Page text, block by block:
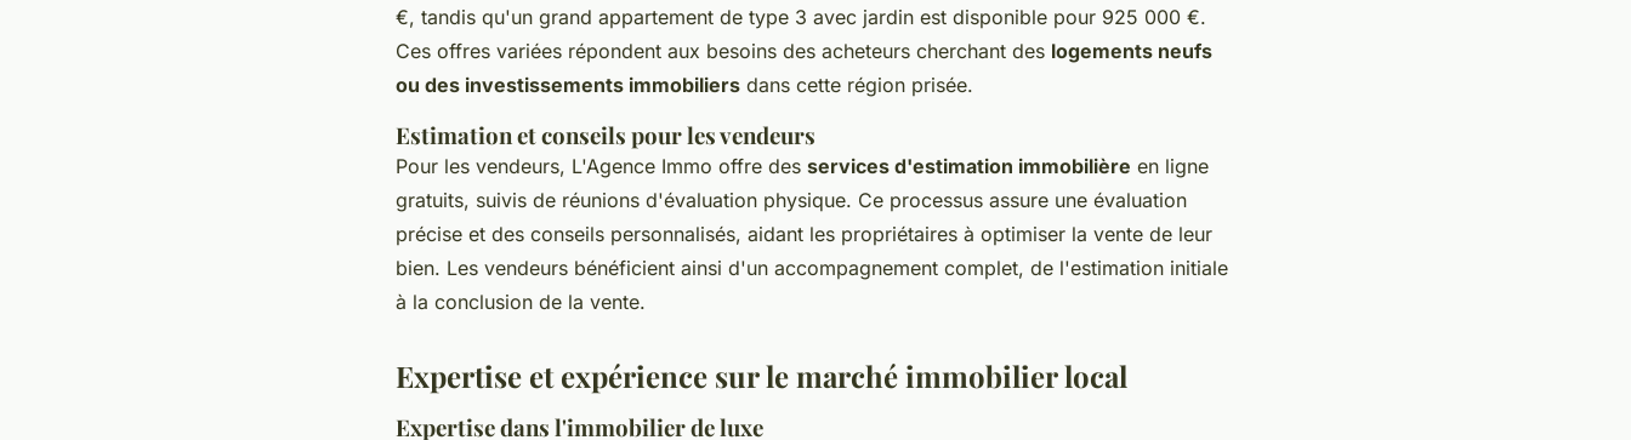
€, tandis qu'un grand appartement de type 3 avec jardin est disponible pour 925 000 €.
Ces offres variées répondent aux besoins des acheteurs cherchant des logements neufs
ou des investissements immobiliers dans cette région prisée.
Estimation et conseils pour les vendeurs
Pour les vendeurs, L'Agence Immo offre des services d'estimation immobilière en ligne
gratuits, suivis de réunions d'évaluation physique. Ce processus assure une évaluation
précise et des conseils personnalisés, aidant les propriétaires à optimiser la vente de leur
bien. Les vendeurs bénéficient ainsi d'un accompagnement complet, de l'estimation initiale
à la conclusion de la vente.
Expertise et expérience sur le marché immobilier local
Expertise dans l'immobilier de luxe